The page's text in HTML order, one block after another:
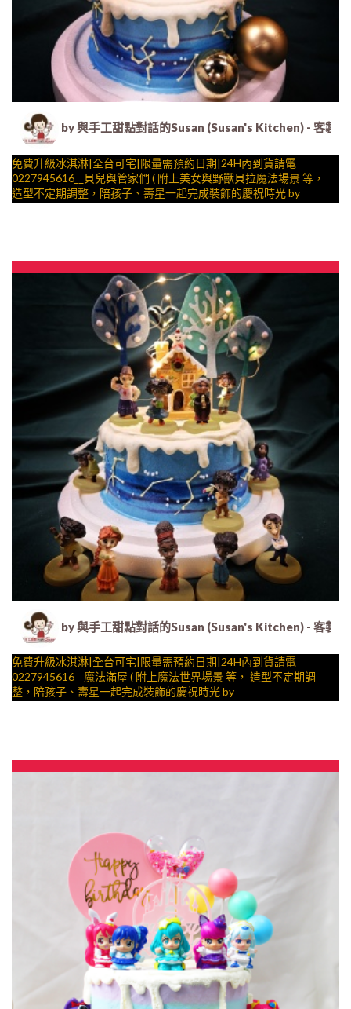
by 與手工甜點對話的Susan (Susan's Kitchen) - 客製
免費升級冰淇淋|全台可宅|限量需預約日期|24H內到貨請電
0227945616__貝兒與管家們 ( 附上美女與野獸貝拉魔法場景 等，
造型不定期調整，陪孩子、壽星一起完成裝飾的慶祝時光 by
by 與手工甜點對話的Susan (Susan's Kitchen) - 客製
免費升級冰淇淋|全台可宅|限量需預約日期|24H內到貨請電
0227945616__魔法滿屋 ( 附上魔法世界場景 等， 造型不定期調
整，陪孩子、壽星一起完成裝飾的慶祝時光 by